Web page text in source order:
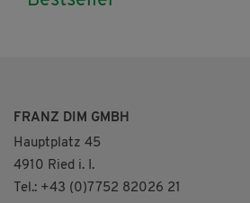
FRANZ DIM GMBH
Hauptplatz 45
4910 Ried i. I.
Tel.: +43 (0)7752 82026 21